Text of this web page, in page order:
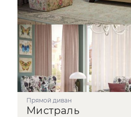
прямой диван
Мистраль